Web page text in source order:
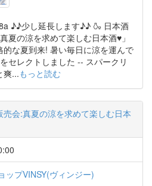
♪♪少し延長します♪♪ 🍶 日本酒
夏の涼を求めて楽しむ日本酒♥」
な夏到来! 暑い毎日に涼を運んで
セレクトしました -- スパークリ
爽...もっと読む
売会:真夏の涼を求めて楽しむ日本
ップVINSY(ヴィンジー)